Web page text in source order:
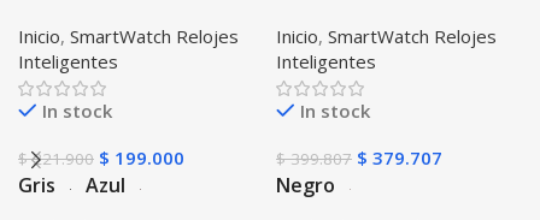
WATCH™ (KW37 PRO) Mide
Temperatura Presión
Arterial y Ritmo Cardíaco
Inicio, SmartWatch Relojes
Inteligentes
In stock
$221.900 $ 199.000
Gris Azul
Incluye Pulso y Estuche
protector – GPS
Inicio, SmartWatch Relojes
Inteligentes
In stock
$399.807 $ 379.707
Negro